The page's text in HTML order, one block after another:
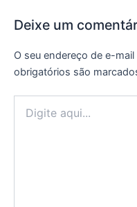
Deixe um
O seu endereço de e-
obrigatórios são
aqui...